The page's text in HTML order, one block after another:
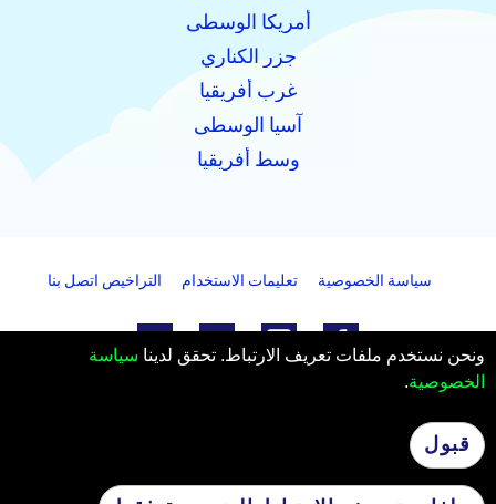
ونحن نستخدم ملفات تعريف الارتباط. تحقق لدينا سياسة
الخصوصية.
قبول
أمريكا الوسطى
جزر الكناري
غرب أفريقيا
آسيا الوسطى
وسط أفريقيا
سياسة الخصوصية تعليمات الاستخدام التراخيص اتصل بنا